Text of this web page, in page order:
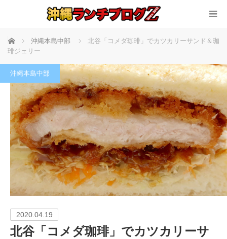
ホーム 沖縄本島中部
北谷「コメダ珈琲」でカツカリーサンド＆珈
琲ジェリー
沖縄本島中部
2020.04.19
北谷「コメダ珈琲」でカツカリーサ